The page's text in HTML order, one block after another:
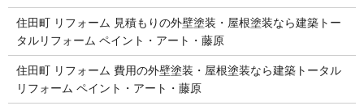
住田町 リフォーム 見積もりの外壁塗装・屋根塗装なら建築トー
タルリフォーム ペイント・アート・藤原
住田町 リフォーム 費用の外壁塗装・屋根塗装なら建築トータル
リフォーム ペイント・アート・藤原